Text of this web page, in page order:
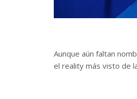
Aunque aún faltan
el reality más visto de